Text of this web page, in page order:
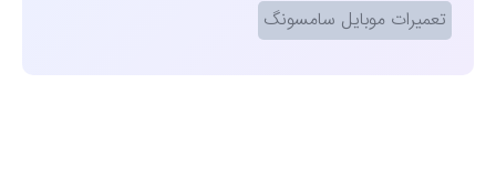
تعمیرات موبایل سامسونگ